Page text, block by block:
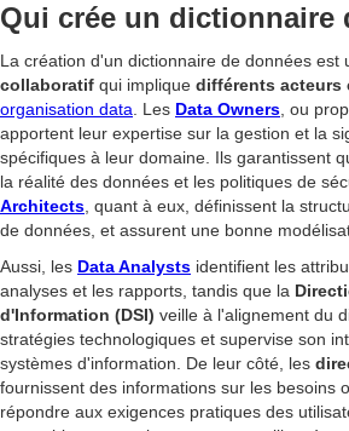
Qui crée un dictionnaire
La création d'un dictionnaire de données est
collaboratif qui implique différents acteurs
organisation data . Les Data Owners , ou
apportent leur expertise sur la gestion et la
spécifiques à leur domaine. Ils garantissent
la réalité des données et les politiques de
Architects , quant à eux, définissent la
de données, et assurent une bonne
Aussi, les Data Analysts identifient les
analyses et les rapports, tandis que la
d'Information (DSI) veille à l'alignement du
stratégies technologiques et supervise son
systèmes d'information. De leur côté, les
fournissent des informations sur les besoins
répondre aux exigences pratiques des